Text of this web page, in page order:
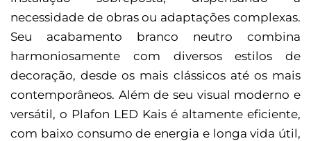
necessidade de obras ou adaptações complexas.
Seu acabamento branco neutro combina
harmoniosamente com diversos estilos de
decoração, desde os mais clássicos até os mais
contemporâneos. Além de seu visual moderno e
versátil, o Plafon LED Kais é altamente eficiente,
com baixo consumo de energia e longa vida útil,